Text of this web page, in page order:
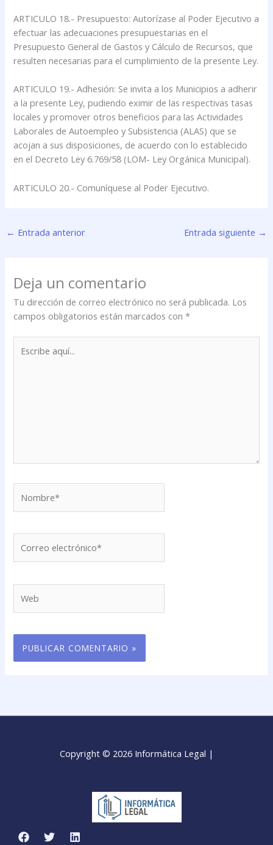
ARTICULO 18.- Presupuesto: Autorízase al Poder Ejecutivo a
efectuar las adecuaciones presupuestarias en el
Presupuesto General de Gastos y Cálculo de Recursos, que
resulten necesarias para el cumplimiento de la presente Ley.
ARTICULO 19.- Adhesión: Se invita a los Municipios a adherir
a la presente Ley, pudiendo eximir de las respectivas tasas
locales y promover otros beneficios para las Actividades
Laborales de Autoempleo y Subsistencia (ALAS) que se
acojan a sus disposiciones, de acuerdo con lo establecido
en el Decreto Ley 6.769/58 (LOM- Ley Orgánica Municipal).
ARTICULO 20.- Comuníquese al Poder Ejecutivo.
← Entrada anterior Entrada siguiente →
Deja un comentario
Tu dirección de correo electrónico no será publicada. Los
campos obligatorios están marcados con*
aquí...
electrónico*
Copyright © 2026 Informática Legal |